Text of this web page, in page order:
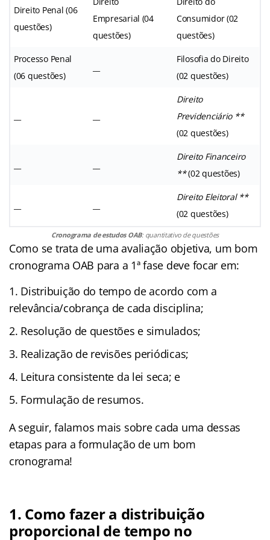
Direito Penal (06
questões)
Empresarial (04
questões)
Consumidor (02
questões)
Processo Penal
(06 questões)
Filosofia do Direito
(02 questões)
Direito
Previdenciário **
(02 questões)
Direito Financeiro
**(02 questões)
Direito Eleitoral **
(02 questões)
Cronograma de estudos OAB: quantitativo de questões
Como se trata de uma avaliação objetiva, um bom
cronograma OAB para a 1ª fase deve focar em:
Distribuição do tempo de acordo com a
relevância/cobrança de cada disciplina;
Resolução de questões e simulados;
Realização de revisões periódicas;
Leitura consistente da lei seca; e
Formulação de resumos.
A seguir, falamos mais sobre cada uma dessas
etapas para a formulação de um bom
cronograma!
1. Como fazer a distribuição
proporcional de tempo no